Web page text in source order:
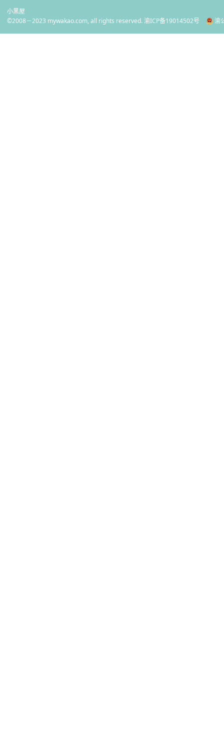
小黑屋
©2008－2023 mywakao.com, all rights reserved.渝ICP备19014502号 渝